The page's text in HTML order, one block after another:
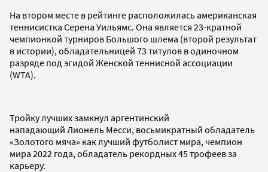
На втором месте в рейтинге расположилась американская
теннисистка Серена Уильямс. Она является 23-кратной
чемпионкой турниров Большого шлема (второй результат
в истории), обладательницей 73 титулов в одиночном
разряде под эгидой Женской теннисной ассоциации
(WTA).
Тройку лучших замкнул аргентинский
нападающий Лионель Месси, восьмикратный обладатель
«Золотого мяча» как лучший футболист мира, чемпион
мира 2022 года, обладатель рекордных 45 трофеев за
карьеру.